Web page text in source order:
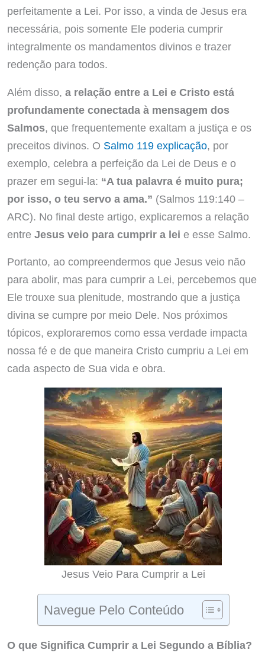
perfeitamente a Lei. Por isso, a vinda de Jesus era
necessária, pois somente Ele poderia cumprir
integralmente os mandamentos divinos e trazer
redenção para todos.
Além disso, a relação entre a Lei e Cristo está
profundamente conectada à mensagem dos
Salmos, que frequentemente exaltam a justiça e os
preceitos divinos. O Salmo 119 explicação, por
exemplo, celebra a perfeição da Lei de Deus e o
prazer em segui-la: “A tua palavra é muito pura;
por isso, o teu servo a ama.” (Salmos 119:140 –
ARC). No final deste artigo, explicaremos a relação
entre Jesus veio para cumprir a lei e esse Salmo.
Portanto, ao compreendermos que Jesus veio não
para abolir, mas para cumprir a Lei, percebemos que
Ele trouxe sua plenitude, mostrando que a justiça
divina se cumpre por meio Dele. Nos próximos
tópicos, exploraremos como essa verdade impacta
nossa fé e de que maneira Cristo cumpriu a Lei em
cada aspecto de Sua vida e obra.
Jesus Veio Para Cumprir a Lei
Navegue Pelo Conteúdo
O que Significa Cumprir a Lei Segundo a Bíblia?